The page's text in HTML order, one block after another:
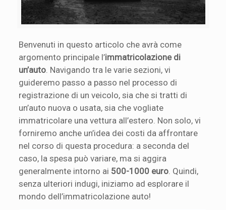
Benvenuti in questo articolo che avrà come
argomento principale l’immatricolazione di
un’auto . Navigando tra le varie sezioni, vi
guideremo passo a passo nel processo di
registrazione di un veicolo, sia che si tratti di
un’auto nuova o usata, sia che vogliate
immatricolare una vettura all’estero. Non solo, vi
forniremo anche un’idea dei costi da affrontare
nel corso di questa procedura: a seconda del
caso, la spesa può variare, ma si aggira
generalmente intorno ai 500-1000 euro . Quindi,
senza ulteriori indugi, iniziamo ad esplorare il
mondo dell’immatricolazione auto!